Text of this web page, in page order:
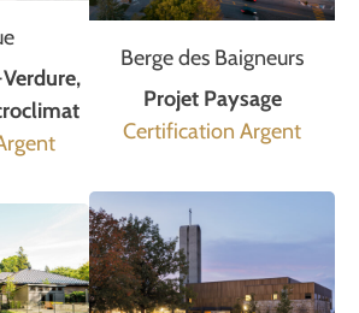
Berge des Baigneurs
Projet Paysage
Certification Argent